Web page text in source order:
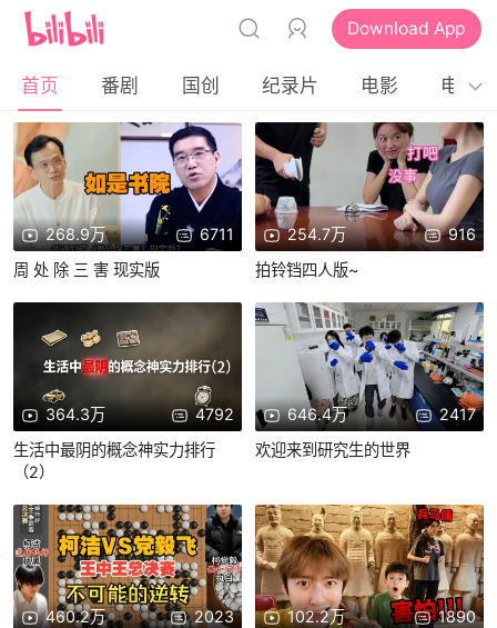
Download App
首页 番剧 国创 纪录片 电影 电视剧
268.9万
6711
周 处 除 三 害 现实版
254.7万
916
拍铃铛四人版~
364.3万
4792
生活中最阴的概念神实力排行
（2）
646.4万
2417
欢迎来到研究生的世界
460.2万
2023
102.2万
1890